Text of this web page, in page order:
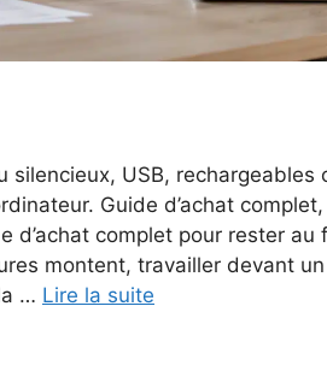
USB, rechargeables
Guide d’achat
d’achat complet pour rester au
montent, travailler devant
… Lire la suite